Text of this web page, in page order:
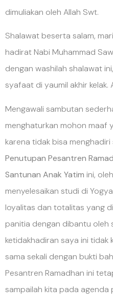
dimuliakan oleh Allah Swt.
Shalawat beserta salam,
hadirat Nabi Muhammad
dengan washilah shalawat
syafaat di yaumil akhir kelak.
Mengawali sambutan
menghaturkan mohon maaf
karena tidak bisa
Penutupan Pesantren
Santunan Anak Yatim ini,
menyelesaikan studi di
loyalitas dan totalitas yang
panitia dengan dibantu oleh
ketidakhadiran saya ini tidak
sama sekali dengan bukti
Pesantren Ramadhan ini
sampailah kita pada agenda